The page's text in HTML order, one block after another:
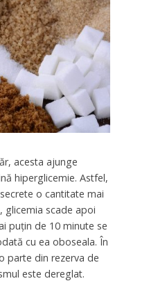
acesta ajunge
hiperglicemie. Astfel,
o cantitate mai
glicemia scade apoi
puţin de 10 minute se
cu ea oboseala. În
parte din rezerva de
este dereglat.